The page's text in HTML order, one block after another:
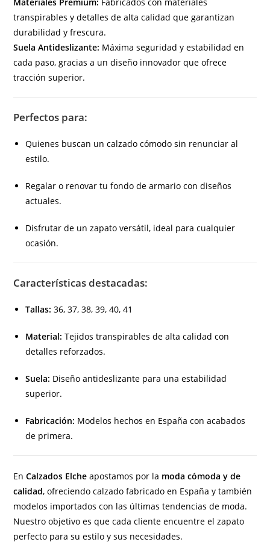
Materiales Premium: Fabricados con materiales
transpirables y detalles de alta calidad que garantizan
durabilidad y frescura.
Suela Antideslizante: Máxima seguridad y estabilidad en
cada paso, gracias a un diseño innovador que ofrece
tracción superior.
Perfectos para:
Quienes buscan un calzado cómodo sin renunciar al
estilo.
Regalar o renovar tu fondo de armario con diseños
actuales.
Disfrutar de un zapato versátil, ideal para cualquier
ocasión.
Características destacadas:
Tallas: 36, 37, 38, 39, 40, 41
Material: Tejidos transpirables de alta calidad con
detalles reforzados.
Suela: Diseño antideslizante para una estabilidad
superior.
Fabricación: Modelos hechos en España con acabados
de primera.
EnCalzados Elche apostamos por la moda cómoda y de
calidad, ofreciendo calzado fabricado en España y también
modelos importados con las últimas tendencias de moda.
Nuestro objetivo es que cada cliente encuentre el zapato
perfecto para su estilo y sus necesidades.